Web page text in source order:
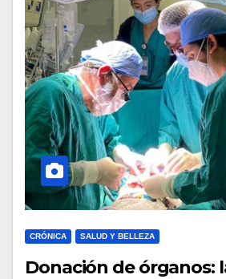
CRÓNICA SALUD Y BELLEZA
Donación de órganos: